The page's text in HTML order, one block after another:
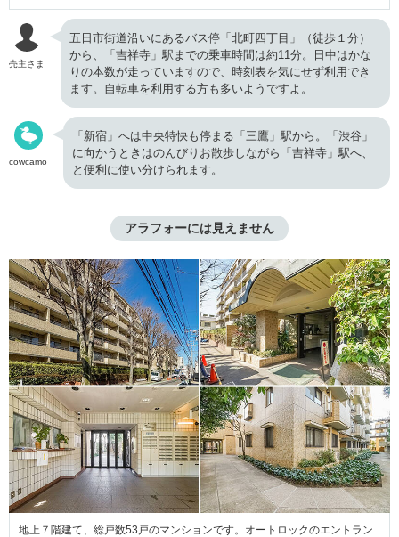
売主さま
五日市街道沿いにあるバス停「北町四丁目」（徒歩１分）
から、「吉祥寺」駅までの乗車時間は約11分。日中はかな
りの本数が走っていますので、時刻表を気にせず利用でき
ます。自転車を利用する方も多いようですよ。
cowcamo
「新宿」へは中央特快も停まる「三鷹」駅から。「渋谷」
に向かうときはのんびりお散歩しながら「吉祥寺」駅へ、
と便利に使い分けられます。
アラフォーには見えません
地上７階建て、総戸数53戸のマンションです。オートロックのエントラン